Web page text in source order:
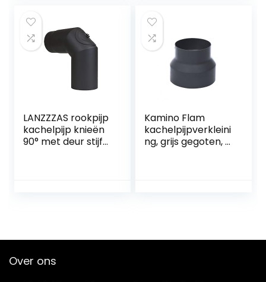
LANZZZAS rookpijp
kachelpijp knieën
90° met deur stijf
Kamino Flam
kachelpijpverkleini
ng, grijs gegoten, Ø
Over ons